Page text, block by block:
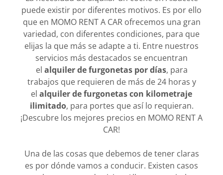
puede existir por diferentes motivos. Es por ello
que en MOMO RENT A CAR ofrecemos una gran
variedad, con diferentes condiciones, para que
elijas la que más se adapte a ti. Entre nuestros
servicios más destacados se encuentran
el alquiler de furgonetas por días, para
trabajos que requieren de más de 24 horas y
el alquiler de furgonetas con kilometraje
ilimitado, para portes que así lo requieran.
¡Descubre los mejores precios en MOMO RENT A
CAR!
Una de las cosas que debemos de tener claras
es por dónde vamos a conducir. Existen casos